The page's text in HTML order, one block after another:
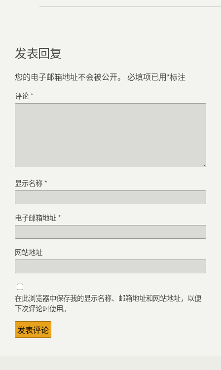
发表回复
您的电子邮箱地址不会被公开。 必填项已用*标注
评论*
显示名称*
电子邮箱地址*
网站地址
在此浏览器中保存我的显示名称、邮箱地址和网站地址，以便
下次评论时使用。